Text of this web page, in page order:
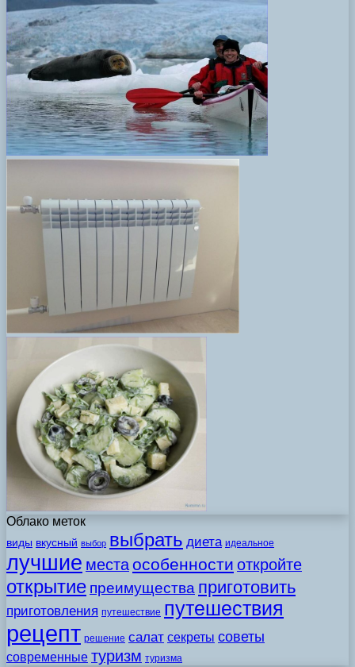
Облако меток
виды вкусный выбор выбрать диета идеальное
лучшие места особенности откройте
открытие преимущества приготовить
приготовления путешествие путешествия
рецепт решение салат секреты советы
современные туризм туризма